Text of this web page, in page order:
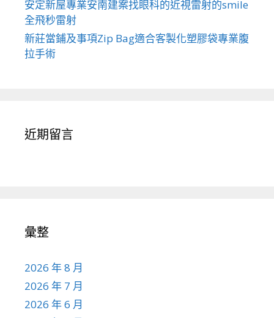
安定新屋專業安南建案找眼科的近視雷射的smile
全飛秒雷射
新莊當鋪及事項Zip Bag適合客製化塑膠袋專業腹
拉手術
近期留言
彙整
2026 年 8 月
2026 年 7 月
2026 年 6 月